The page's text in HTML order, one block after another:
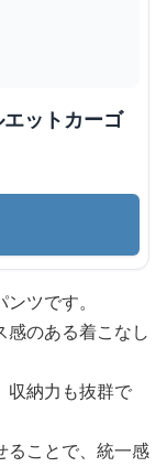
ツです。
感のある着こなし
収納力も抜群で
ることで、統一感